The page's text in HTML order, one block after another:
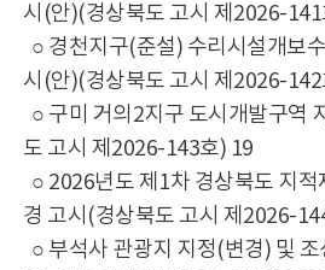
시(안)(경상북도 고시 제2026-
○ 경천지구(준설) 수리시설개보
시(안)(경상북도 고시 제2026-
○ 구미 거의2지구 도시개발구역
도 고시 제2026-143호) 19
○ 2026년도 제1차 경상북도 지적
경 고시(경상북도 고시 제2026-
○ 부석사 관광지 지정(변경) 및